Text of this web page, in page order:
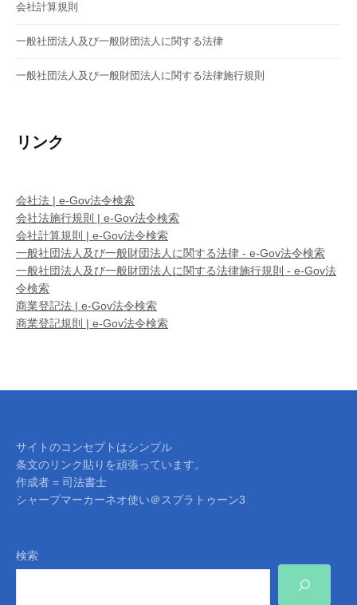
会社計算規則
一般社団法人及び一般財団法人に関する法律
一般社団法人及び一般財団法人に関する法律施行規則
リンク
会社法 | e-Gov法令検索
会社法施行規則 | e-Gov法令検索
会社計算規則 | e-Gov法令検索
一般社団法人及び一般財団法人に関する法律 - e-Gov法令検索
一般社団法人及び一般財団法人に関する法律施行規則 - e-Gov法
令検索
商業登記法 | e-Gov法令検索
商業登記規則 | e-Gov法令検索
サイトのコンセプトはシンプル
条文のリンク貼りを頑張っています。
作成者 = 司法書士
シャープマーカーネオ使い＠スプラトゥーン3
検索